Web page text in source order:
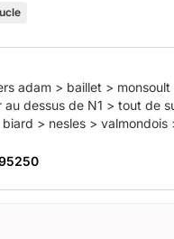
adam > baillet >
dessus de N1 > tout de